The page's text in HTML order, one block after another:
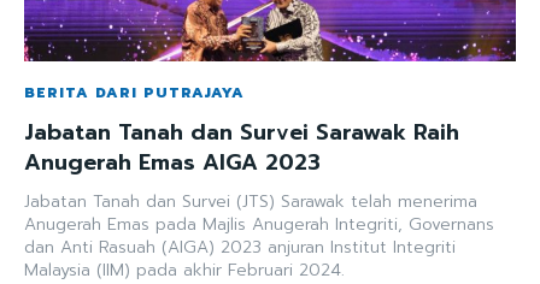
BERITA DARI PUTRAJAYA
Jabatan Tanah dan Survei Sarawak Raih
Anugerah Emas AIGA 2023
Jabatan Tanah dan Survei (JTS) Sarawak telah menerima
Anugerah Emas pada Majlis Anugerah Integriti, Governans
dan Anti Rasuah (AIGA) 2023 anjuran Institut Integriti
Malaysia (IIM) pada akhir Februari 2024.